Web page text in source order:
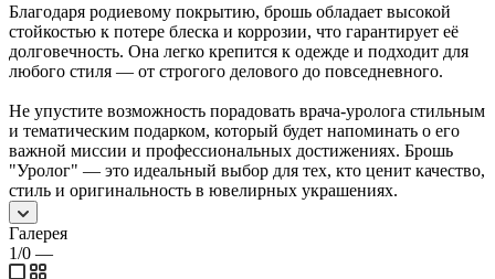
Благодаря родиевому покрытию, брошь обладает высокой
стойкостью к потере блеска и коррозии, что гарантирует её
долговечность. Она легко крепится к одежде и подходит для
любого стиля — от строгого делового до повседневного.
Не упустите возможность порадовать врача-уролога стильным
и тематическим подарком, который будет напоминать о его
важной миссии и профессиональных достижениях. Брошь
"Уролог" — это идеальный выбор для тех, кто ценит качество,
стиль и оригинальность в ювелирных украшениях.
Галерея
1/0 —